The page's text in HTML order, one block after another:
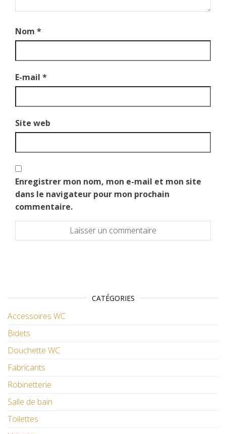
Nom *
E-mail *
Site web
Enregistrer mon nom, mon e-mail et mon site
dans le navigateur pour mon prochain
commentaire.
CATÉGORIES
Accessoires WC
Bidets
Douchette WC
Fabricants
Robinetterie
Salle de bain
Toilettes